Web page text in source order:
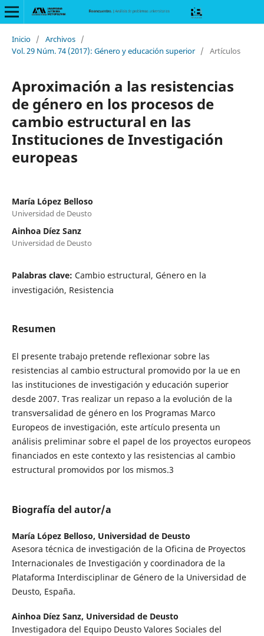
Inicio / Archivos /
Vol. 29 Núm. 74 (2017): Género y educación superior / Artículos
Aproximación a las resistencias
de género en los procesos de
cambio estructural en las
Instituciones de Investigación
europeas
María López Belloso
Universidad de Deusto
Ainhoa Díez Sanz
Universidad de Deusto
Palabras clave: Cambio estructural, Género en la
investigación, Resistencia
Resumen
El presente trabajo pretende reflexionar sobre las
resistencias al cambio estructural promovido por la ue en
las instituciones de investigación y educación superior
desde 2007. Tras realizar un repaso a la evolución de la
transversalidad de género en los Programas Marco
Europeos de investigación, este artículo presenta un
análisis preliminar sobre el papel de los proyectos europeos
financiados en este contexto y las resistencias al cambio
estructural promovidos por los mismos.3
Biografía del autor/a
María López Belloso, Universidad de Deusto
Asesora técnica de investigación de la Oficina de Proyectos
Internacionales de Investigación y coordinadora de la
Plataforma Interdisciplinar de Género de la Universidad de
Deusto, España.
Ainhoa Díez Sanz, Universidad de Deusto
Investigadora del Equipo Deusto Valores Sociales del